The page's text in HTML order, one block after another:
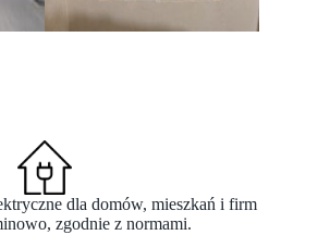
dla domów, mieszkań i firm
zgodnie z normami.